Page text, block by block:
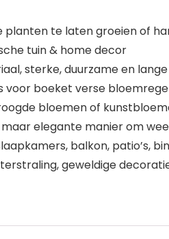
te laten groeien of
tuin & home decor
sterke, duurzame en
voor boeket verse
bloemen of
elegante manier om
balkon, patio’s,
geweldige